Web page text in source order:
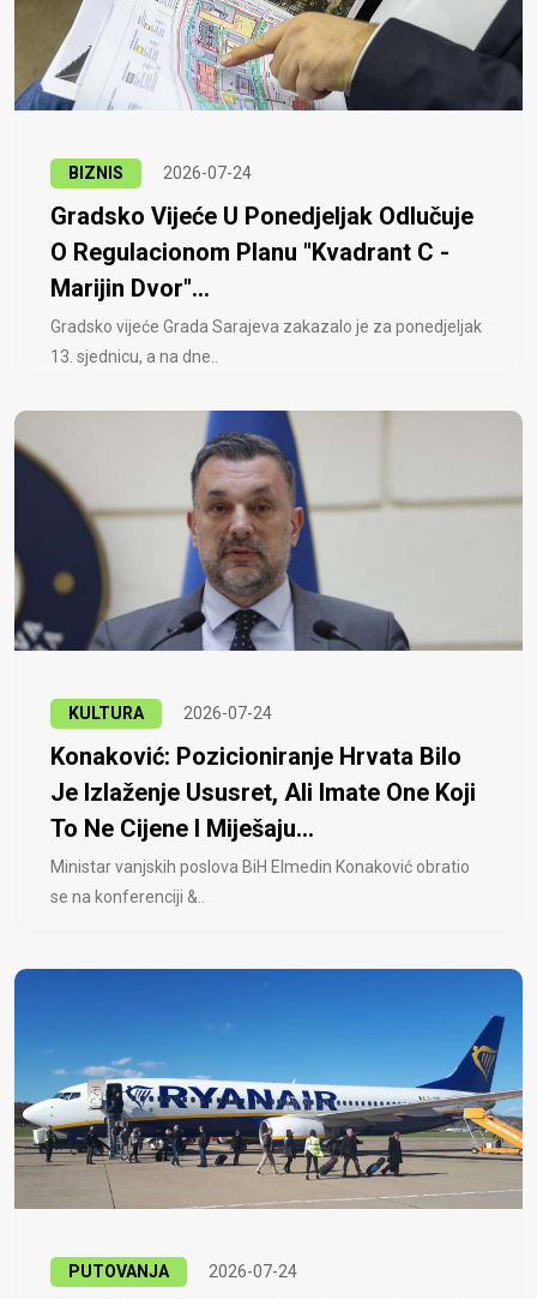
BIZNIS 2026-07-24
Gradsko Vijeće U Ponedjeljak Odlučuje
O Regulacionom Planu "Kvadrant C -
Marijin Dvor"...
Gradsko vijeće Grada Sarajeva zakazalo je za ponedjeljak
13. sjednicu, a na dne..
KULTURA 2026-07-24
Konaković: Pozicioniranje Hrvata Bilo
Je Izlaženje Ususret, Ali Imate One Koji
To Ne Cijene I Miješaju...
Ministar vanjskih poslova BiH Elmedin Konaković obratio
se na konferenciji &..
PUTOVANJA 2026-07-24